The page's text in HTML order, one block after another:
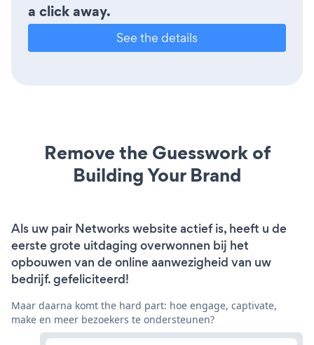
a click away.
See the details
Remove the Guesswork of
Building Your Brand
Als uw pair Networks website actief is, heeft u de
eerste grote uitdaging overwonnen bij het
opbouwen van de online aanwezigheid van uw
bedrijf. gefeliciteerd!
Maar daarna komt the hard part: hoe engage, captivate,
make en meer bezoekers te ondersteunen?